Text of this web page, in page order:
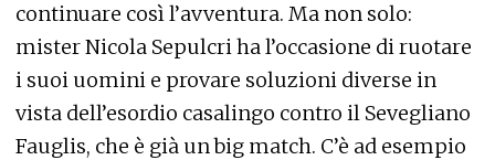
continuare così l’avventura. Ma non solo:
mister Nicola Sepulcri ha l’occasione di ruotare
i suoi uomini e provare soluzioni diverse in
vista dell’esordio casalingo contro il Sevegliano
Fauglis, che è già un big match. C’è ad esempio